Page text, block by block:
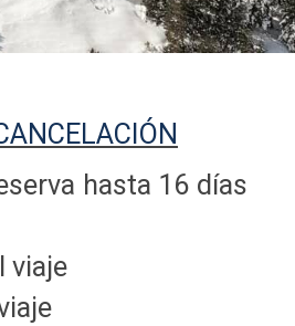
hasta 16 días
viaje